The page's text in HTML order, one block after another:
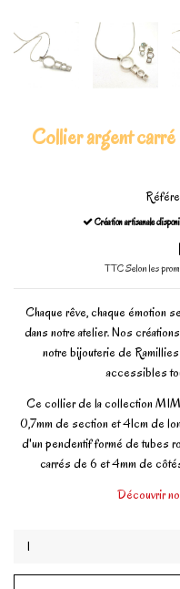
Collier argent
Création artisanale
TTCSelon les
Chaque rêve, chaque émotion
dans notre atelier. Nos
notre bijouterie de
accessibles
Ce collier de la collection
0,7mm de section et 41cm de
d'un pendentif formé de tubes
carrés de 6 et 4mm de
Découvrir